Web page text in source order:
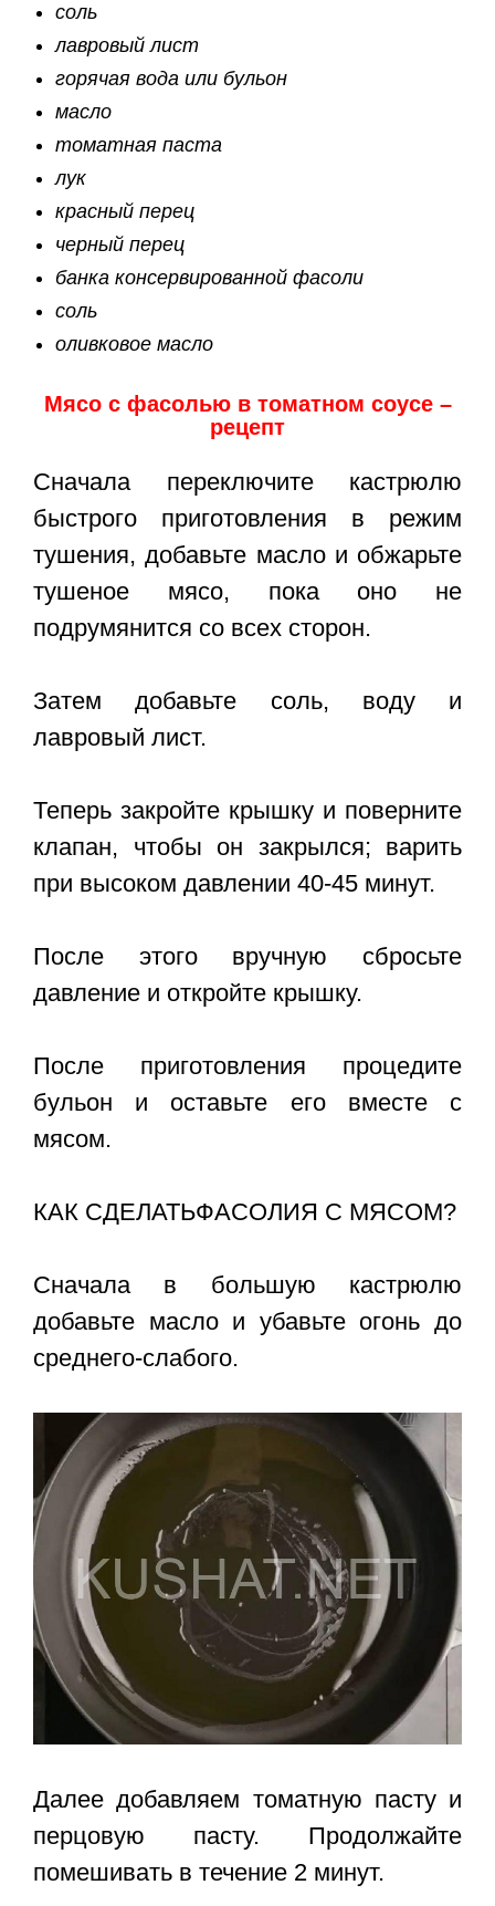
соль
лавровый лист
горячая вода или бульон
масло
томатная паста
лук
красный перец
черный перец
банка консервированной фасоли
соль
оливковое масло
Мясо с фасолью в томатном соусе –
рецепт
Сначала переключите кастрюлю
быстрого приготовления в режим
тушения, добавьте масло и обжарьте
тушеное мясо, пока оно не
подрумянится со всех сторон.
Затем добавьте соль, воду и
лавровый лист.
Теперь закройте крышку и поверните
клапан, чтобы он закрылся; варить
при высоком давлении 40-45 минут.
После этого вручную сбросьте
давление и откройте крышку.
После приготовления процедите
бульон и оставьте его вместе с
мясом.
КАК СДЕЛАТЬФАСОЛИЯ С МЯСОМ?
Сначала в большую кастрюлю
добавьте масло и убавьте огонь до
среднего-слабого.
Далее добавляем томатную пасту и
перцовую пасту. Продолжайте
помешивать в течение 2 минут.